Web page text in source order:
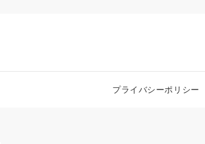
プライバシーポリシー